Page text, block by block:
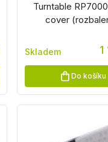
Turntable
cover
Skladem 1
Do košíku